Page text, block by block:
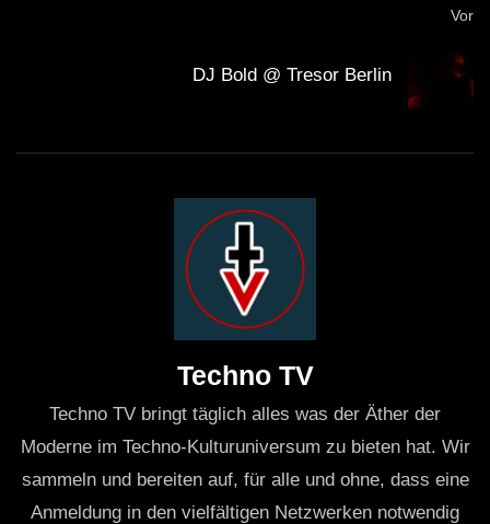
Vor
DJ Bold @ Tresor Berlin
Techno TV
Techno TV bringt täglich alles was der Äther der
Moderne im Techno-Kulturuniversum zu bieten hat. Wir
sammeln und bereiten auf, für alle und ohne, dass eine
Anmeldung in den vielfältigen Netzwerken notwendig